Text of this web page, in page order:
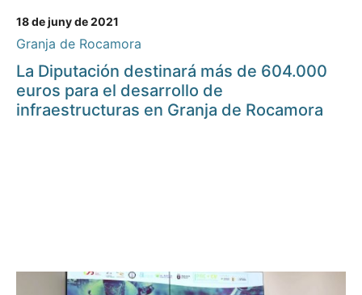
18 de juny de 2021
Granja de Rocamora
La Diputación destinará más de 604.000
euros para el desarrollo de
infraestructuras en Granja de Rocamora